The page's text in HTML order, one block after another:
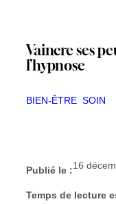
Vaincre ses
l’hypnose
BIEN-ÊTRE SOIN
Publié le :16
Temps de lecture